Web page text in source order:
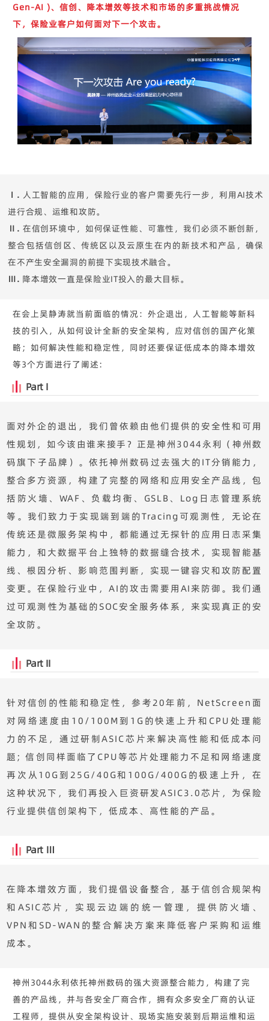
Gen-AI )、信创、降本增效等技术和市场的多重挑战情况
下，保险业客户如何面对下一个攻击。
Ⅰ. 人工智能的应用，保险行业的客户需要先行一步，利用AI技术
进行合规、运维和攻防。
Ⅱ. 在信创环境中，如何保证性能、可靠性，我们必须不断创新，
整合包括信创区、传统区以及云原生在内的新技术和产品，确保
在不产生安全漏洞的前提下实现技术融合。
Ⅲ. 降本增效一直是保险业IT投入的最大目标。
在会上吴静涛就当前面临的情况：外企退出，人工智能等新科
技的引入，从如何设计全新的安全架构，应对信创的国产化策
略；如何解决性能和稳定性，同时还要保证低成本的降本增效
等3个方面进行了阐述:
Part I
面对外企的退出，我们曾依赖由他们提供的安全性和可用
性规划，如今该由谁来接手？正是神州3044永利（神州数
码旗下子品牌）。依托神州数码过去强大的IT分销能力，
整合多方资源，构建了完整的网络和应用安全产品线，包
括防火墙、WAF、负载均衡、GSLB、Log日志管理系统
等。我们致力于实现端到端的Tracing可观测性，无论在
传统还是微服务架构中，都能通过无探针的应用日志采集
能力，和大数据平台上独特的数据缝合技术，实现智能基
线、根因分析、影响范围判断，实现一键容灾和攻防配置
变更。在保险行业中，AI的攻击需要用AI来防御。我们通
过可观测性为基础的SOC安全服务体系，来实现真正的安
全攻防。
Part II
针对信创的性能和稳定性，参考20年前，NetScreen面
对网络速度由10/100M到1G的快速上升和CPU处理能
力的不足，通过研制ASIC芯片来解决高性能和低成本问
题; 信创同样面临了CPU等芯片处理能力不足和网络速度
再次从10G到25G/40G和100G/400G的极速上升，在
这种状况下，我们再投入巨资研发ASIC3.0芯片，为保险
行业提供信创架构下，低成本、高性能的产品。
Part Ⅲ
在降本增效方面，我们提倡设备整合，基于信创合规架构
和ASIC芯片，实现云边端的统一管理，提供防火墙、
VPN和SD-WAN的整合解决方案来降低客户采购和运维
成本。
神州3044永利依托神州数码的强大资源整合能力，构建了完
善的产品线，并与各安全厂商合作，拥有众多安全厂商的认证
工程师，提供从安全架构设计、现场实施安装到后期运维和运